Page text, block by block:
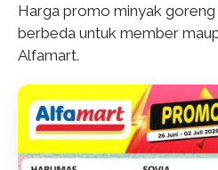
Harga promo minyak goreng
berbeda untuk member
Alfamart.